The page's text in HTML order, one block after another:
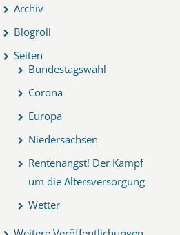
Archiv
Blogroll
Seiten
Bundestagswahl
Corona
Europa
Niedersachsen
Rentenangst! Der Kampf
um die Altersversorgung
Wetter